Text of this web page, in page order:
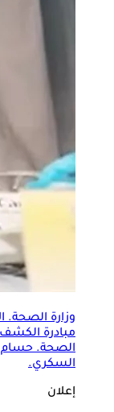
وزارة الصحة.
مبادرة الكشف
الصحة. حسام
السكري.
إعلان